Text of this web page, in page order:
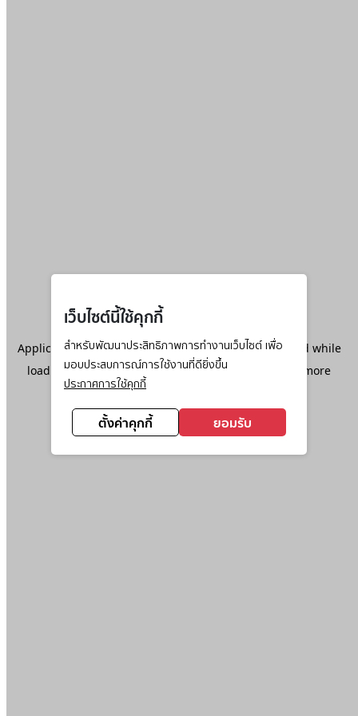
เว็บไซต์นี้ใช้คุกกี้
สำหรับพัฒนาประสิทธิภาพการทำงานเว็บไซต์ เพื่อ
มอบประสบการณ์การใช้งานที่ดียิ่งขึ้น
ประกาศการใช้คุกกี้
ตั้งค่าคุกกี้ ยอมรับ
Application error: aclient-side exception has occurred while
loadingwww.ktc.co.th(see the browser console
for more
information).